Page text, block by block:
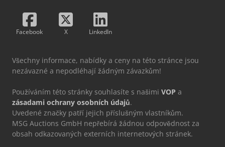
Facebook X LinkedIn
Všechny informace, nabídky a ceny na této stránce jsou
nezávazné a nepodléhají žádným závazkům!
Používáním této stránky souhlasíte s našimi VOP a
zásadami ochrany osobních údajů.
Uvedené značky patří jejich příslušným vlastníkům.
MSG Auctions GmbH nepřebírá žádnou odpovědnost za
obsah odkazovaných externích internetových stránek.